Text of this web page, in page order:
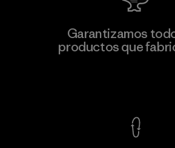
Garantizamos
productos que